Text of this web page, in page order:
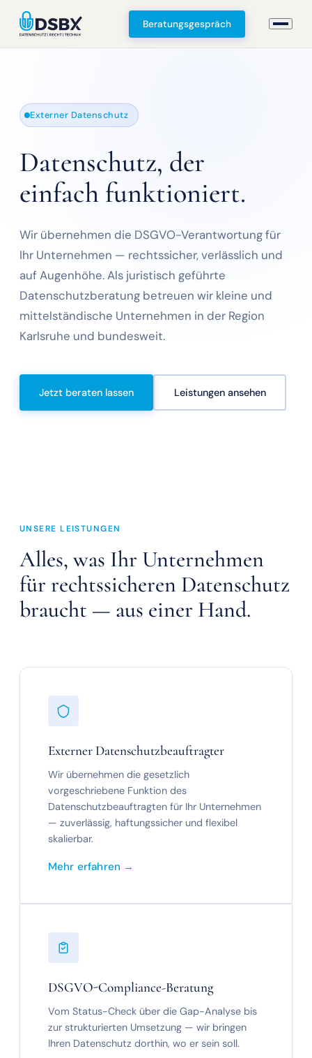
Beratungsgespräch
Externer Datenschutz
Datenschutz, der
einfach funktioniert.
Wir übernehmen die DSGVO-Verantwortung für
Ihr Unternehmen — rechtssicher, verlässlich und
auf Augenhöhe. Als juristisch geführte
Datenschutzberatung betreuen wir kleine und
mittelständische Unternehmen in der Region
Karlsruhe und bundesweit.
Jetzt beraten lassen Leistungen ansehen
UNSERE LEISTUNGEN
Alles, was Ihr Unternehmen
für rechtssicheren Datenschutz
braucht — aus einer Hand.
Externer Datenschutzbeauftragter
Wir übernehmen die gesetzlich
vorgeschriebene Funktion des
Datenschutzbeauftragten für Ihr Unternehmen
— zuverlässig, haftungssicher und flexibel
skalierbar.
Mehr erfahren →
DSGVO-Compliance-Beratung
Vom Status-Check über die Gap-Analyse bis
zur strukturierten Umsetzung — wir bringen
Ihren Datenschutz dorthin, wo er sein soll.